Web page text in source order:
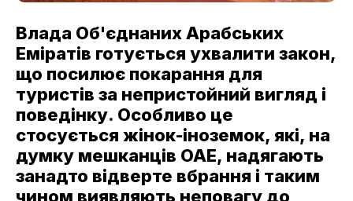
Влада Об'єднаних Арабських
Еміратів готується ухвалити закон,
що посилює покарання для
туристів за непристойний вигляд і
поведінку. Особливо це
стосується жінок-іноземок, які, на
думку мешканців ОАЕ, надягають
занадто відверте вбрання і таким
чином виявляють неповагу до